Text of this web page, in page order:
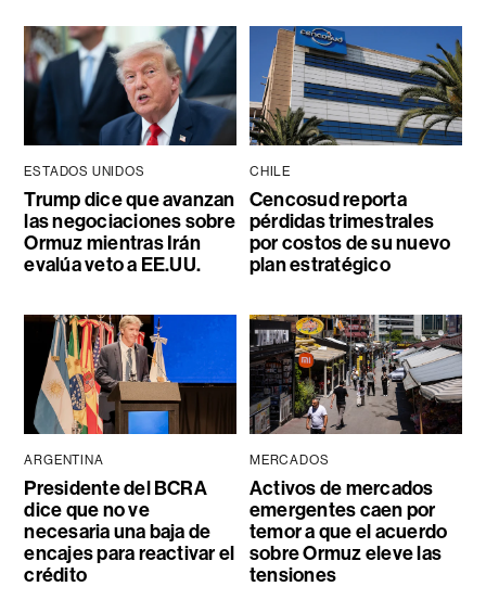
ESTADOS UNIDOS
Trump dice que avanzan
las negociaciones sobre
Ormuz mientras Irán
evalúa veto a EE.UU.
CHILE
Cencosud reporta
pérdidas trimestrales
por costos de su nuevo
plan estratégico
ARGENTINA
Presidente del BCRA
dice que no ve
necesaria una baja de
encajes para reactivar el
crédito
MERCADOS
Activos de mercados
emergentes caen por
temor a que el acuerdo
sobre Ormuz eleve las
tensiones